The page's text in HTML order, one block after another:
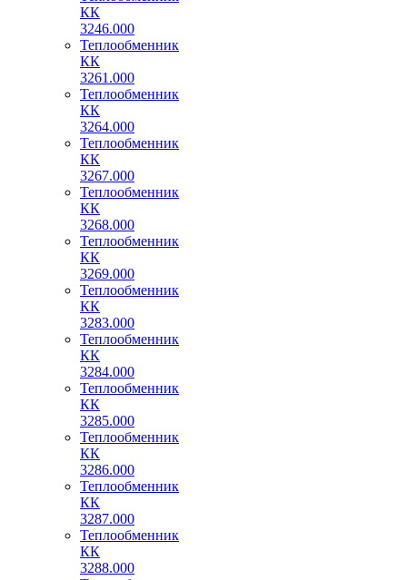
КК
3246.000
Теплообменник
КК
3261.000
Теплообменник
КК
3264.000
Теплообменник
КК
3267.000
Теплообменник
КК
3268.000
Теплообменник
КК
3269.000
Теплообменник
КК
3283.000
Теплообменник
КК
3284.000
Теплообменник
КК
3285.000
Теплообменник
КК
3286.000
Теплообменник
КК
3287.000
Теплообменник
КК
3288.000